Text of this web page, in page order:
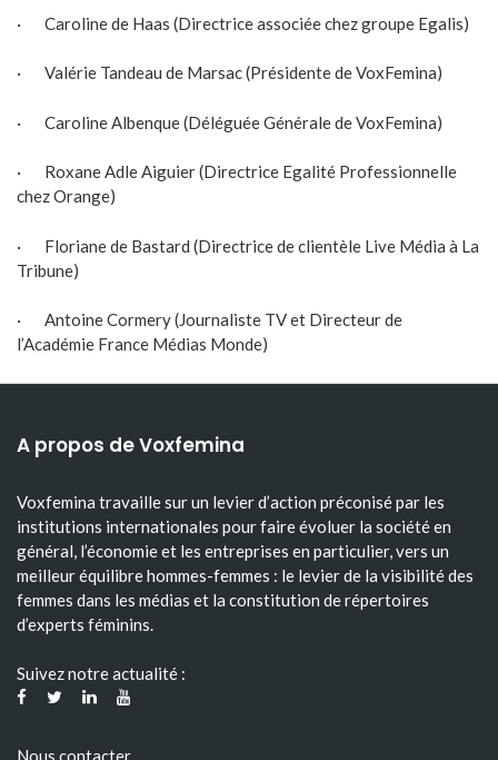
· Caroline de Haas (Directrice associée chez groupe Egalis)
· Valérie Tandeau de Marsac (Présidente de VoxFemina)
· Caroline Albenque (Déléguée Générale de VoxFemina)
· Roxane Adle Aiguier (Directrice Egalité Professionnelle
chez Orange)
· Floriane de Bastard (Directrice de clientèle Live Média à La
Tribune)
· Antoine Cormery (Journaliste TV et Directeur de
l’Académie France Médias Monde)
A propos de Voxfemina
Voxfemina travaille sur un levier d’action préconisé par les
institutions internationales pour faire évoluer la société en
général, l’économie et les entreprises en particulier, vers un
meilleur équilibre hommes-femmes : le levier de la visibilité des
femmes dans les médias et la constitution de répertoires
d’experts féminins.
Suivez notre actualité :
Nous contacter